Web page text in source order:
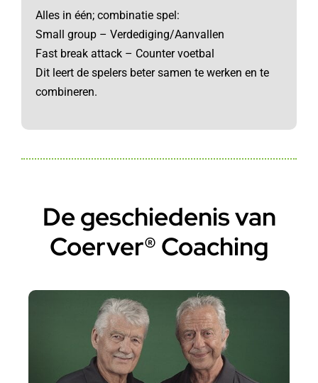
Alles in één; combinatie spel:
Small group – Verdediging/Aanvallen
Fast break attack – Counter voetbal
Dit leert de spelers beter samen te werken en te
combineren.
De geschiedenis van
Coerver® Coaching